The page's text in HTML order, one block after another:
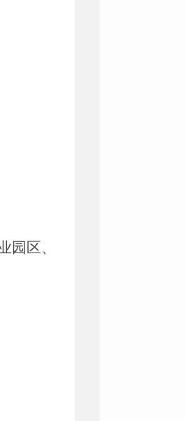
园区、